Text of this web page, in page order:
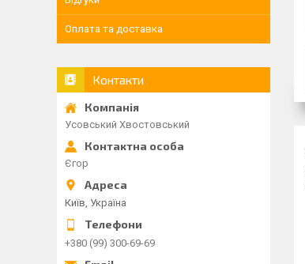
Оплата та доставка
Контакти
Усовський Хвостовський
Єгор
Київ, Україна
+380 (99) 300-69-69